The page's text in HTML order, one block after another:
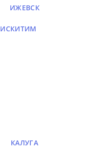
ИЖЕВСК
ИСКИТИМ
КАЛУГА